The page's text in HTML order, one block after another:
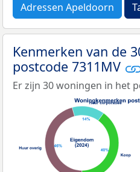
Adressen Apeldoorn
Kenmerken van de
postcode 7311MV
Er zijn 30 woningen in het